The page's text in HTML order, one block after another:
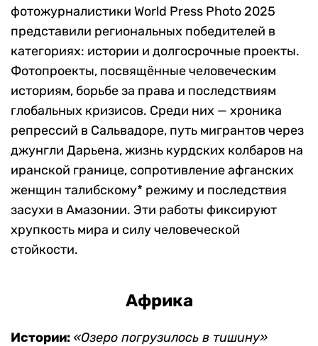
фотожурналистики World Press Photo 2025
представили региональных победителей в
категориях: истории и долгосрочные проекты.
Фотопроекты, посвящённые человеческим
историям, борьбе за права и последствиям
глобальных кризисов. Среди них — хроника
репрессий в Сальвадоре, путь мигрантов через
джунгли Дарьена, жизнь курдских колбаров на
иранской границе, сопротивление афганских
женщин талибскому* режиму и последствия
засухи в Амазонии. Эти работы фиксируют
хрупкость мира и силу человеческой
стойкости.
Африка
Истории: «Озеро погрузилось в тишину»